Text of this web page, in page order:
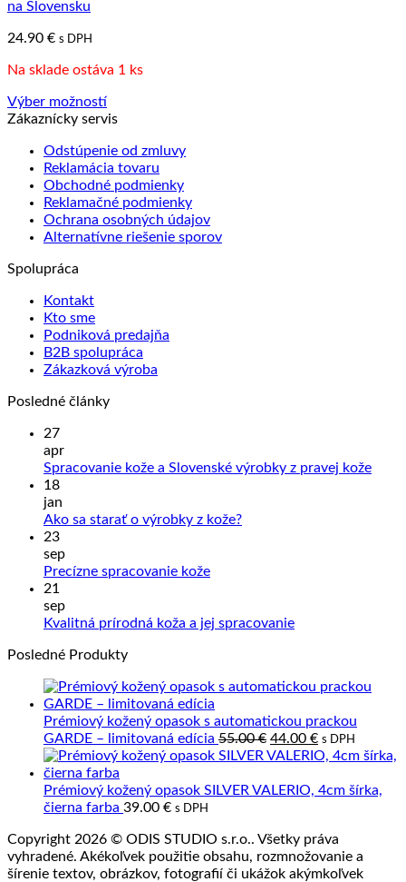
na Slovensku
24.90 € s DPH
Na sklade ostáva 1 ks
Výber možností
Tento
viacero
variantov.
Možnosti
môžete
na
produktu.
Zákaznícky servis
Odstúpenie od zmluvy
Reklamácia tovaru
Obchodné podmienky
Reklamačné podmienky
Ochrana osobných údajov
Alternatívne riešenie sporov
Spolupráca
Kontakt
Kto sme
Podniková predajňa
B2B spolupráca
Zákazková výroba
Posledné články
27
apr
Spracovanie kože a Slovenské výrobky z pravej kože
18
jan
Ako sa starať o výrobky z kože?Žiadne
o
23
sep
Precízne spracovanie kožeŽiadne
Precízne
21
sep
Kvalitná prírodná koža a jej spracovanieŽiadne
prírodná
a
jej
spracovanie
Posledné Produkty
Prémiový kožený opasok s automatickou prackou
GARDE – limitovaná edícia 55.00€ Pôvodná
cena
55.00 €.
44.00 €Aktuálna
cena
44.00 €.
s DPH
Prémiový kožený opasok SILVER VALERIO, 4cm šírka,
čierna farba 39.00 € s DPH
Copyright 2026 © ODIS STUDIO s.r.o.. Všetky práva
vyhradené. Akékoľvek použitie obsahu, rozmnožovanie a
šírenie textov, obrázkov, fotografií či ukážok akýmkoľvek